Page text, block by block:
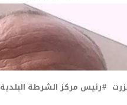
رئيس مركز الشرطة البلدية